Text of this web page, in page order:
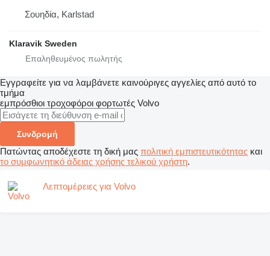
Σουηδία, Karlstad
Klaravik Sweden
Εγγραφείτε για να λαμβάνετε καινούριγες αγγελίες από αυτό το
τμήμα
εμπρόσθιοι τροχοφόροι φορτωτές Volvo
Συνδρομή
Πατώντας αποδέχεστε τη δική μας πολιτική εμπιστευτικότητας και
το συμφωνητικό άδειας χρήσης τελικού χρήστη.
Λεπτομέρειες για Volvo